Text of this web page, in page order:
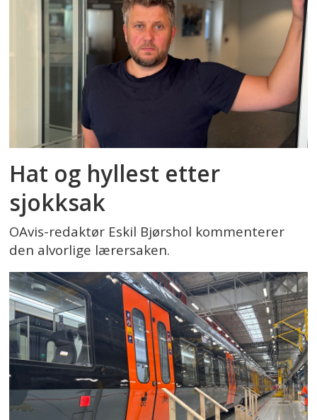
Hat og hyllest etter
sjokksak
OAvis-redaktør Eskil Bjørshol kommenterer
den alvorlige lærersaken.